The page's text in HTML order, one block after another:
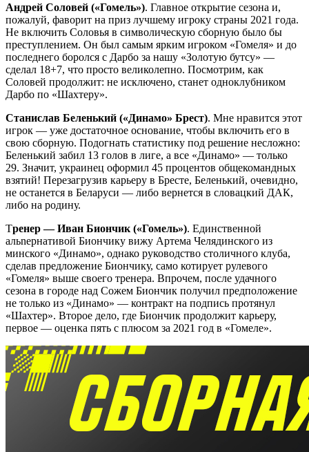
Андрей Соловей («Гомель»). Главное открытие сезона и,
пожалуй, фаворит на приз лучшему игроку страны 2021 года.
Не включить Соловья в символическую сборную было бы
преступлением. Он был самым ярким игроком «Гомеля» и до
последнего боролся с Дарбо за нашу «Золотую бутсу» —
сделал 18+7, что просто великолепно. Посмотрим, как
Соловей продолжит: не исключено, станет одноклубником
Дарбо по «Шахтеру».
Станислав Беленький («Динамо» Брест). Мне нравится этот
игрок — уже достаточное основание, чтобы включить его в
свою сборную. Подогнать статистику под решение несложно:
Беленький забил 13 голов в лиге, а все «Динамо» — только
29. Значит, украинец оформил 45 процентов общекомандных
взятий! Перезагрузив карьеру в Бресте, Беленький, очевидно,
не останется в Беларуси — либо вернется в словацкий ДАК,
либо на родину.
Тренер — Иван Биончик («Гомель»). Единственной
альnернативой Биончику вижу Артема Челядинского из
минского «Динамо», однако руководство столичного клуба,
сделав предложение Биончику, само котирует рулевого
«Гомеля» выше своего тренера. Впрочем, после удачного
сезона в городе над Сожем Биончик получил предположение
не только из «Динамо» — контракт на подпись протянул
«Шахтер». Второе дело, где Биончик продолжит карьеру,
первое — оценка пять с плюсом за 2021 год в «Гомеле».